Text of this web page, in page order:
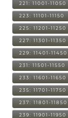
221: 11001-11050
223: 11101-11150
225: 11201-11250
227: 11301-11350
229: 11401-11450
231: 11501-11550
233: 11601-11650
235: 11701-11750
237: 11801-11850
239: 11901-11950